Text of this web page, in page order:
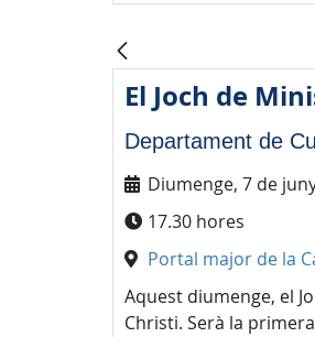
El Joch de
Departament de
Diumenge, 7 de
17.30 hores
Portal major de la
Aquest diumenge, el
Christi. Serà la